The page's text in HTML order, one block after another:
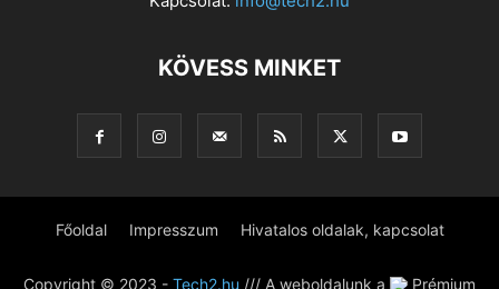
KÖVESS MINKET
Főoldal Impresszum Hivatalos oldalak, kapcsolat
Copyright © 2023 - Tech2.hu /// A weboldalunk a Prémium